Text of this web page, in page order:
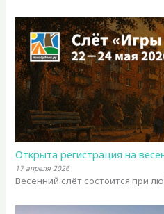
Открыта регистрация на
17 апреля 2026
Весенний слёт состоится при